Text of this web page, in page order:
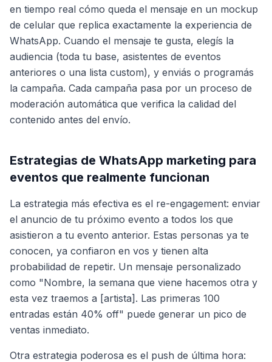
en tiempo real cómo queda el mensaje en un mockup
de celular que replica exactamente la experiencia de
WhatsApp. Cuando el mensaje te gusta, elegís la
audiencia (toda tu base, asistentes de eventos
anteriores o una lista custom), y enviás o programás
la campaña. Cada campaña pasa por un proceso de
moderación automática que verifica la calidad del
contenido antes del envío.
Estrategias de WhatsApp marketing para
eventos que realmente funcionan
La estrategia más efectiva es el re-engagement: enviar
el anuncio de tu próximo evento a todos los que
asistieron a tu evento anterior. Estas personas ya te
conocen, ya confiaron en vos y tienen alta
probabilidad de repetir. Un mensaje personalizado
como "Nombre, la semana que viene hacemos otra y
esta vez traemos a [artista]. Las primeras 100
entradas están 40% off" puede generar un pico de
ventas inmediato.
Otra estrategia poderosa es el push de última hora: